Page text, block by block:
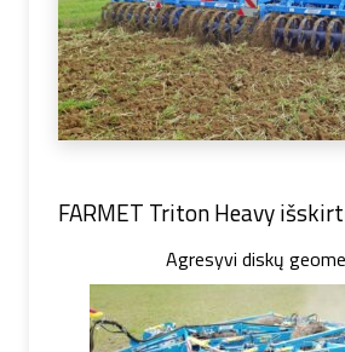
FARMET Triton Heavy
Agresyvi diskų